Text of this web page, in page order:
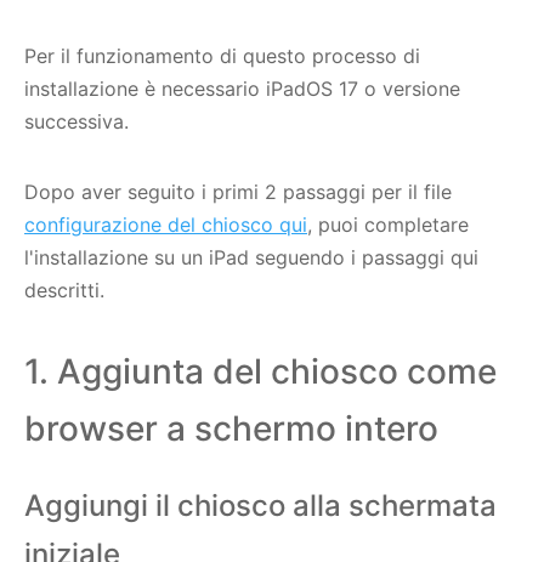
Per il funzionamento di questo processo di
installazione è necessario iPadOS 17 o versione
successiva.
Dopo aver seguito i primi 2 passaggi per il file
configurazione del chiosco qui, puoi completare
l'installazione su un iPad seguendo i passaggi qui
descritti.
1. Aggiunta del chiosco come
browser a schermo intero
Aggiungi il chiosco alla schermata
iniziale